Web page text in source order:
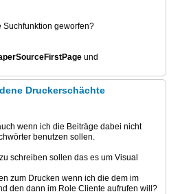
Suchfunktion geworfen?
und
Druckerschächte
wenn ich die Beiträge dabei nicht
benutzen sollen.
schreiben sollen das es um Visual
zum Drucken wenn ich die dem im
den dann im Role Cliente aufrufen will?